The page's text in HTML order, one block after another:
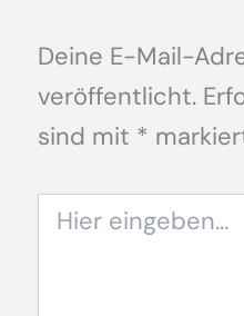
Deine E-Mail-
veröffentlicht.
sind mit *
eingeben…